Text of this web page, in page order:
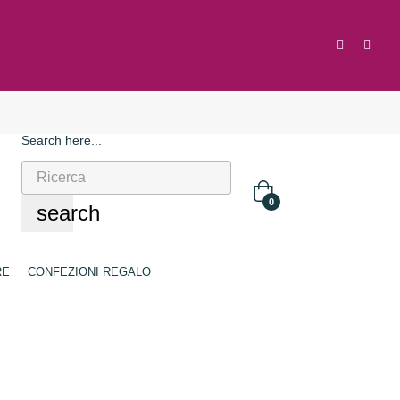
Search here...
search 0
CONFEZIONI REGALO